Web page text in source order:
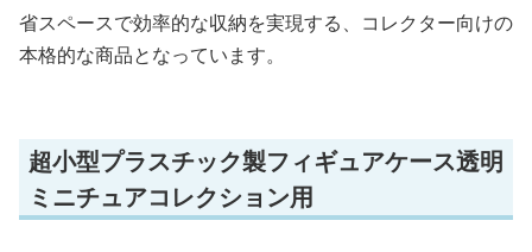
省スペースで効率的な収納を実現する、コレクター向けの
本格的な商品となっています。
超小型プラスチック製フィギュアケース透明
ミニチュアコレクション用